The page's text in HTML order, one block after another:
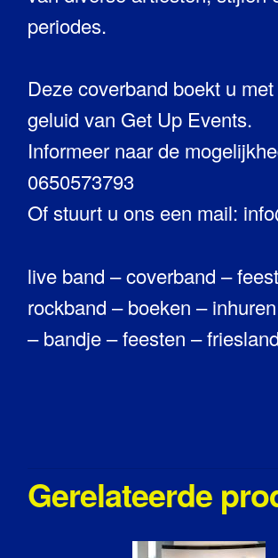
periodes.
Deze coverband boekt u
geluid van Get Up Events.
Informeer naar de
0650573793
Of stuurt u ons een mail:
live band – coverband –
rockband – boeken –
– bandje – feesten – friesland
Gerelateerde